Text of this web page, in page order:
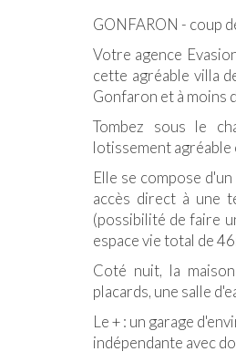
GONFARON - coup
Votre agence
cette agréable villa
Gonfaron et à moins
Tombez sous le
lotissement
Elle se compose
accès direct à une
(possibilité de faire
espace vie total de
Coté nuit, la
placards, une salle
Le + : un garage
indépendante avec